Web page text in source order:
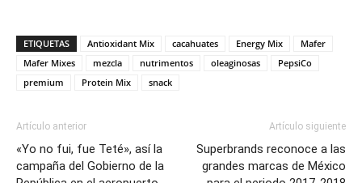
ETIQUETAS Antioxidant Mix cacahuates Energy Mix
Mafer
Mafer Mixes
mezcla nutrimentos oleaginosas
PepsiCo
premium
Protein Mix snack
Artículo anterior
«Yo no fui, fue Teté», así la
campaña del Gobierno de la
Artículo siguiente
Superbrands reconoce a las
grandes marcas de México